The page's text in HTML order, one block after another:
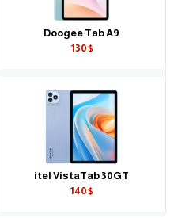
Doogee Tab A9
130$
itel VistaTab 30GT
140$